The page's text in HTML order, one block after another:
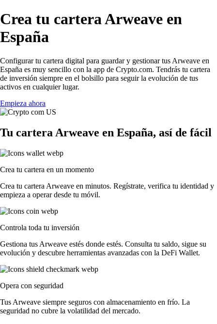
Crea tu cartera Arweave en
España
Configurar tu cartera digital para guardar y gestionar tus Arweave en
España es muy sencillo con la app de Crypto.com. Tendrás tu cartera
de inversión siempre en el bolsillo para seguir la evolución de tus
activos en cualquier lugar.
Empieza ahora
Tu cartera Arweave en España, así de fácil
Crea tu cartera en un momento
Crea tu cartera Arweave en minutos. Regístrate, verifica tu identidad y
empieza a operar desde tu móvil.
Controla toda tu inversión
Gestiona tus Arweave estés donde estés. Consulta tu saldo, sigue su
evolución y descubre herramientas avanzadas con la DeFi Wallet.
Opera con seguridad
Tus Arweave siempre seguros con almacenamiento en frío. La
seguridad no cubre la volatilidad del mercado.